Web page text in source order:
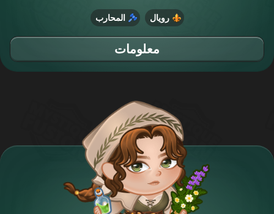
رويال المحارب
معلومات